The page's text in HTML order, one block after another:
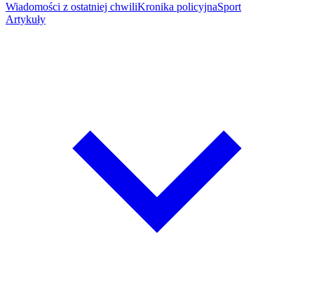
Wiadomości z ostatniej chwiliKronika policyjnaSport
Artykuły